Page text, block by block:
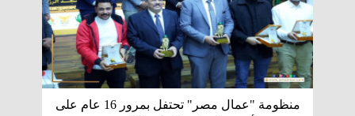
منظومة "عمال مصر" تحتفل بمرور 16 عام على